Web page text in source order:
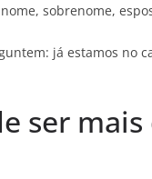
sobrenome,
já estamos no
ser